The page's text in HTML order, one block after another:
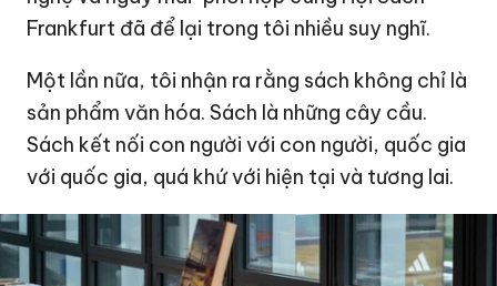
Frankfurt đã để lại trong tôi nhiều suy nghĩ.
Một lần nữa, tôi nhận ra rằng sách không chỉ là
sản phẩm văn hóa. Sách là những cây cầu.
Sách kết nối con người với con người, quốc gia
với quốc gia, quá khứ với hiện tại và tương lai.